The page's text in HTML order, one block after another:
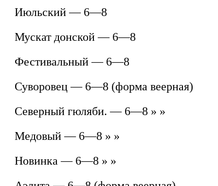
Июльский — 6—8
Мускат донской — 6—8
Фестивальный — 6—8
Суворовец — 6—8 (форма веерная)
Северный гюляби. — 6—8 » »
Медовый — 6—8 » »
Новинка — 6—8 » »